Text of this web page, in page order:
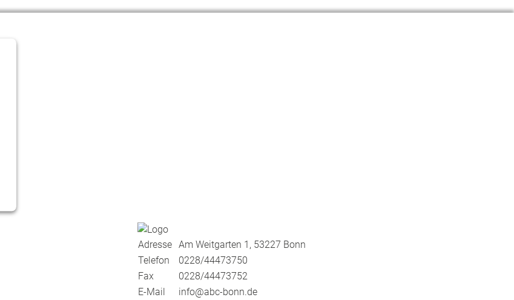
Adresse Am Weitgarten 1, 53227 Bonn
Telefon
0228/44473750
Fax
0228/44473752
E-Mail
info@abc-bonn.de